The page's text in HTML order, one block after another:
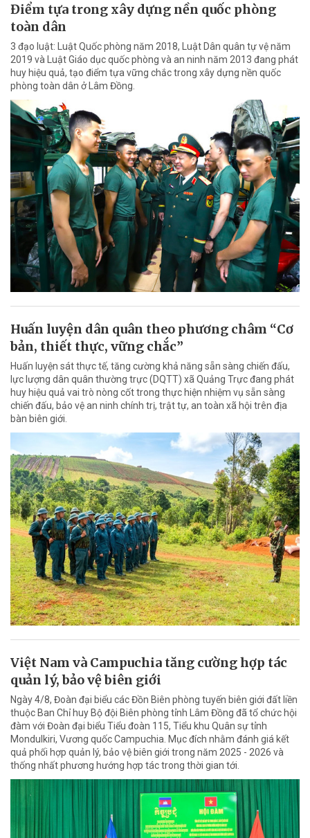
Điểm tựa trong xây dựng nền quốc phòng
toàn dân
3 đạo luật: Luật Quốc phòng năm 2018, Luật Dân quân tự vệ năm
2019 và Luật Giáo dục quốc phòng và an ninh năm 2013 đang phát
huy hiệu quả, tạo điểm tựa vững chắc trong xây dựng nền quốc
phòng toàn dân ở Lâm Đồng.
Huấn luyện dân quân theo phương châm “Cơ
bản, thiết thực, vững chắc”
Huấn luyện sát thực tế, tăng cường khả năng sẵn sàng chiến đấu,
lực lượng dân quân thường trực (DQTT) xã Quảng Trực đang phát
huy hiệu quả vai trò nòng cốt trong thực hiện nhiệm vụ sẵn sàng
chiến đấu, bảo vệ an ninh chính trị, trật tự, an toàn xã hội trên địa
bàn biên giới.
Việt Nam và Campuchia tăng cường hợp tác
quản lý, bảo vệ biên giới
Ngày 4/8, Đoàn đại biểu các Đồn Biên phòng tuyến biên giới đất liền
thuộc Ban Chỉ huy Bộ đội Biên phòng tỉnh Lâm Đồng đã tổ chức hội
đàm với Đoàn đại biểu Tiểu đoàn 115, Tiểu khu Quân sự tỉnh
Mondulkiri, Vương quốc Campuchia. Mục đích nhằm đánh giá kết
quả phối hợp quản lý, bảo vệ biên giới trong năm 2025 - 2026 và
thống nhất phương hướng hợp tác trong thời gian tới.